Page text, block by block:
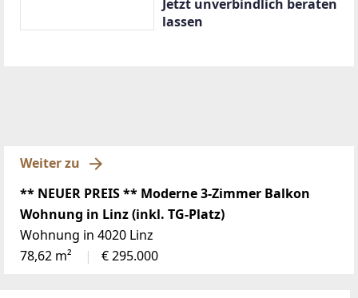
Jetzt unverbindlich beraten
lassen
Weiter zu
** NEUER PREIS ** Moderne 3-Zimmer Balkon
Wohnung in Linz (inkl. TG-Platz)
Wohnung in 4020 Linz
78,62 m²
€ 295.000